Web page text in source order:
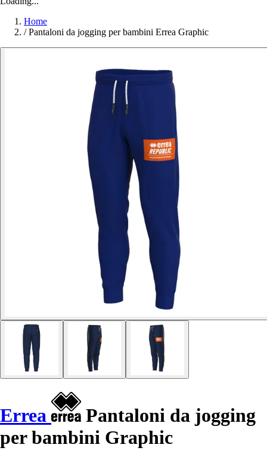
Home
/ Pantaloni da jogging per bambini Errea Graphic
Errea
Pantaloni da jogging
per bambini Graphic